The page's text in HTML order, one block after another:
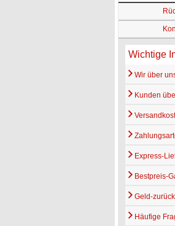
Wichtige
Wir über
Kunden
Express-
Bestpreis-
Geld-
Häufige